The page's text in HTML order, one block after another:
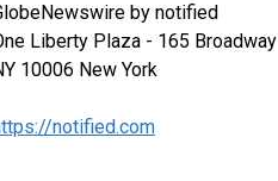
by notified
Liberty Plaza - 165 Broadway
10006 New York
notified.com